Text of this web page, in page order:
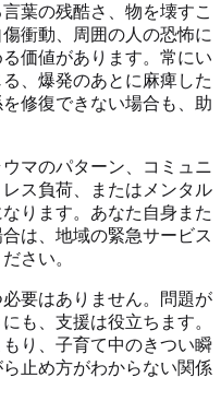
葉の残酷さ、物を壊すこ
衝動、周囲の人の恐怖に
価値があります。常にい
、爆発のあとに麻痺した
修復できない場合も、助
マのパターン、コミュニ
ス負荷、またはメンタル
ります。あなた自身また
は、地域の緊急サービス
さい。
要はありません。問題が
も、支援は役立ちます。
り、子育て中のきつい瞬
止め方がわからない関係